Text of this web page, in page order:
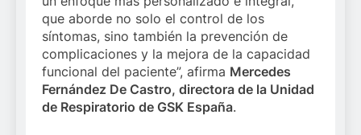
que aborde no solo el control de los
síntomas, sino también la prevención de
complicaciones y la mejora de la capacidad
funcional del paciente”, afirma Mercedes
Fernández De Castro, directora de la Unidad
de Respiratorio de GSK España.